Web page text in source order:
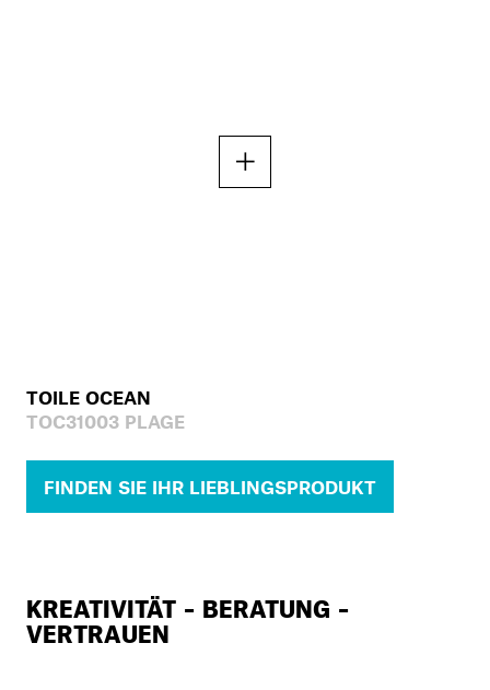
TOILE OCEAN
TOC31003 PLAGE
FINDEN SIE IHR LIEBLINGSPRODUKT
KREATIVITÄT – BERATUNG –
VERTRAUEN